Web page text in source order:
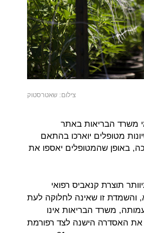
צילום: שאטרסטוק
משרד הבריאות באתר
מטופלים יוארכו בהתאם
באופן שהמטופלים יאספו את
תוצרת קנאביס רפואי
זו שאינה לחלוקה לעת
משרד הבריאות אינו
האסדרה הישנה לצד רפורמת